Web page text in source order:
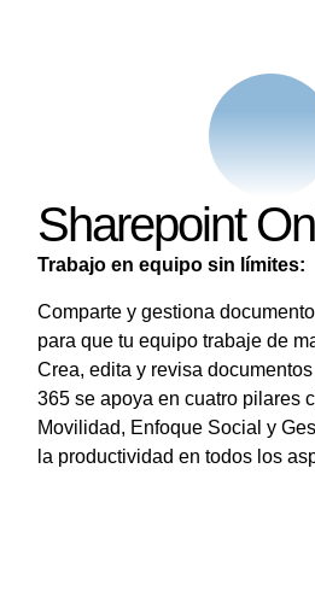
Sharepoint
Trabajo en equipo sin límites:
Comparte y gestiona
para que tu equipo trabaje de
Crea, edita y revisa
365 se apoya en cuatro pilares
Movilidad, Enfoque Social y
la productividad en todos los